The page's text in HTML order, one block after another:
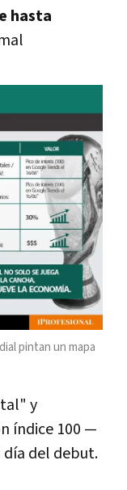
hasta
pintan un mapa
y
índice 100 —
del debut.